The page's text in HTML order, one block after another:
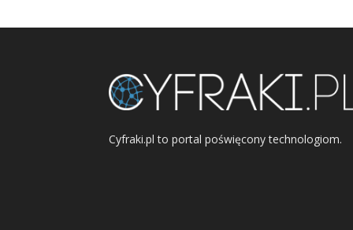
Cyfraki.pl to portal poświęcony technologiom.